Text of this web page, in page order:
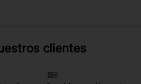
clientes